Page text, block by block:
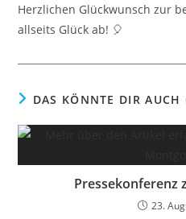
Herzlichen Glückwunsch zur
allseits Glück ab! 🎈
DAS KÖNNTE DIR AUCH
Pressekonferenz
23.